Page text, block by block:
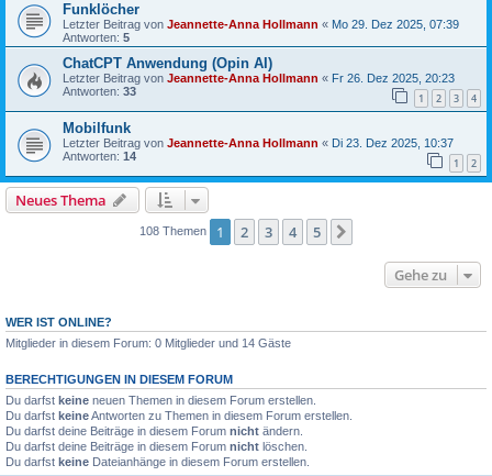
Funklöcher
Letzter Beitrag von Jeannette-Anna Hollmann « Mo 29. Dez 2025, 07:39
Antworten: 5
ChatCPT Anwendung (Opin AI)
Letzter Beitrag von Jeannette-Anna Hollmann « Fr 26. Dez 2025, 20:23
Antworten: 33 1 2 3 4
Mobilfunk
Letzter Beitrag von Jeannette-Anna Hollmann « Di 23. Dez 2025, 10:37
Antworten: 14 1 2
Neues Thema
108 Themen 1 2 3 4 5
Gehe zu
WER IST ONLINE?
Mitglieder in diesem Forum: 0 Mitglieder und 14 Gäste
BERECHTIGUNGEN IN DIESEM FORUM
Du darfst keine neuen Themen in diesem Forum erstellen.
Du darfst keineAntworten zu Themen in diesem Forum erstellen.
Du darfst deine Beiträge in diesem Forum nicht ändern.
Du darfst deine Beiträge in diesem Forum nicht löschen.
Du darfst keine Dateianhänge in diesem Forum erstellen.